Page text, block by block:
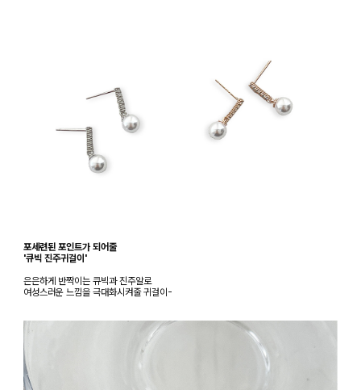
포세련된 포인트가 되어줄
'큐빅 진주귀걸이'
은은하게 반짝이는 큐빅과 진주알로
여성스러운 느낌을 극대화시켜줄 귀걸이-